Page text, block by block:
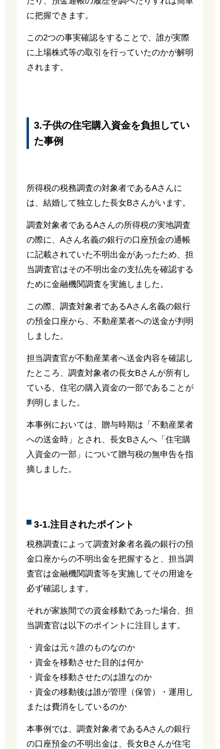
に把握できます。
この2つの事実確認をすることで、誰が実際
に上場株式等の取引を行っていたのかが解明
されます。
3.子供の住宅購入資金を負担してい
た事例
所得税の税務調査の対象者であるAさんに
は、結婚して独立した長女Bさんがいます。
調査対象者であるAさんの所得税の実地調査
の際に、Aさん名義の銀行の口座預金の通帳
に記載されていた不明出金があったため、担
当調査官はその不明出金の支払先を確認する
ために金融機関調査を実施しました。
この際、調査対象者であるAさん名義の銀行
の預金口座から、不動産業者への送金が判明
しました。
担当調査官が不動産業者へ送金内容を確認し
たところ、調査対象者の長女Bさんが所有し
ている、住宅の購入資金の一部であることが
判明しました。
本事例においては、贈与時期は「不動産業者
への送金時」とされ、長女Bさんへ「住宅購
入資金の一部」について贈与税の無申告を指
摘しました。
3-1.注目されたポイント
税務調査によって調査対象者名義の銀行の預
金口座からの不明出金を把握すると、担当調
査官は金融機関調査等を実施してその用途を
必ず確認します。
それが家族間での資金移動であった場合、担
当調査官は以下のポイントに注目します。
・資金は元々誰のものなのか
・資金を移動させた目的は何か
・資金を移動させたのは誰なのか
・資金の移動後は誰が管理（保管）・運用し
または費消をしているのか
本事例では、調査対象者であるAさんの銀行
の口座預金の不明出金は、長女Bさんが住宅